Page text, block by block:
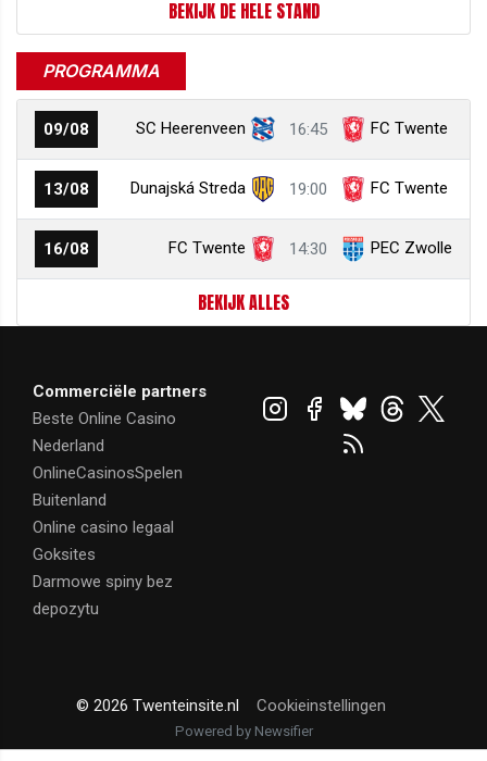
BEKIJK DE HELE STAND
PROGRAMMA
09/08 SC Heerenveen 16:45 FC Twente
13/08 Dunajská Streda 19:00 FC Twente
16/08 FC Twente 14:30 PEC Zwolle
BEKIJK ALLES
Commerciële partners
Beste Online Casino
Nederland
OnlineCasinosSpelen
Buitenland
Online casino legaal
Goksites
Darmowe spiny bez
depozytu
© 2026 Twenteinsite.nl Cookieinstellingen
Powered by Newsifier